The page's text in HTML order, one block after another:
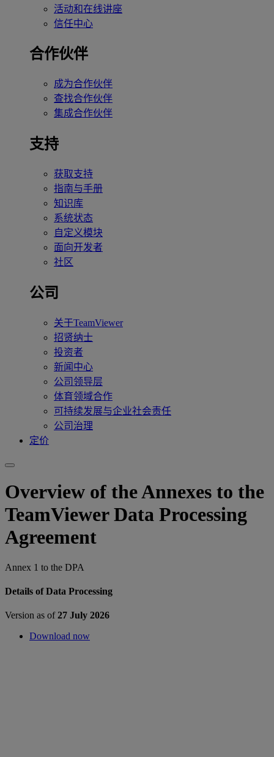
活动和在线讲座
信任中心
合作伙伴
成为合作伙伴
查找合作伙伴
集成合作伙伴
支持
获取支持
指南与手册
知识库
系统状态
自定义模块
面向开发者
社区
公司
关于TeamViewer
招贤纳士
投资者
新闻中心
公司领导层
体育领域合作
可持续发展与企业社会责任
公司治理
定价
Overview of the Annexes to the
TeamViewer Data Processing
Agreement
Annex 1 to the DPA
Details of Data Processing
Version as of27 July 2026
Download now